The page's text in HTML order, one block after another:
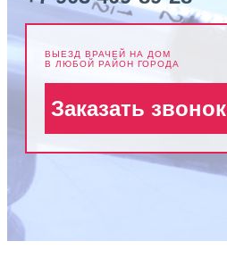
ВЫЕЗД ВРАЧЕЙ НА ДОМ
В ЛЮБОЙ РАЙОН ГОРОДА
Заказать звонок